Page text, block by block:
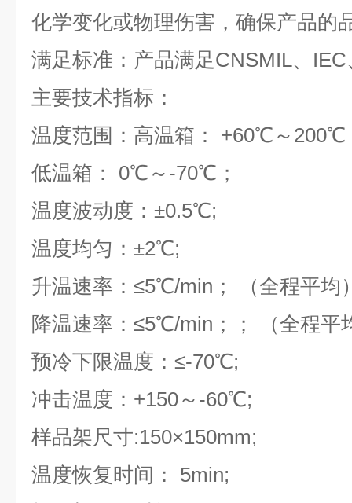
化学变化或物理伤害，确保产品的
满足标准：产品满足CNSMIL、
主要技术指标：
温度范围：高温箱： +60℃～200℃
低温箱： 0℃～-70℃；
温度波动度：±0.5℃;
温度均匀：±2℃;
升温速率：≤5℃/min； （全程平
降温速率：≤5℃/min；； （全程平
预冷下限温度：≤-70℃;
冲击温度：+150～-60℃;
样品架尺寸:150×150mm;
温度恢复时间： 5min;